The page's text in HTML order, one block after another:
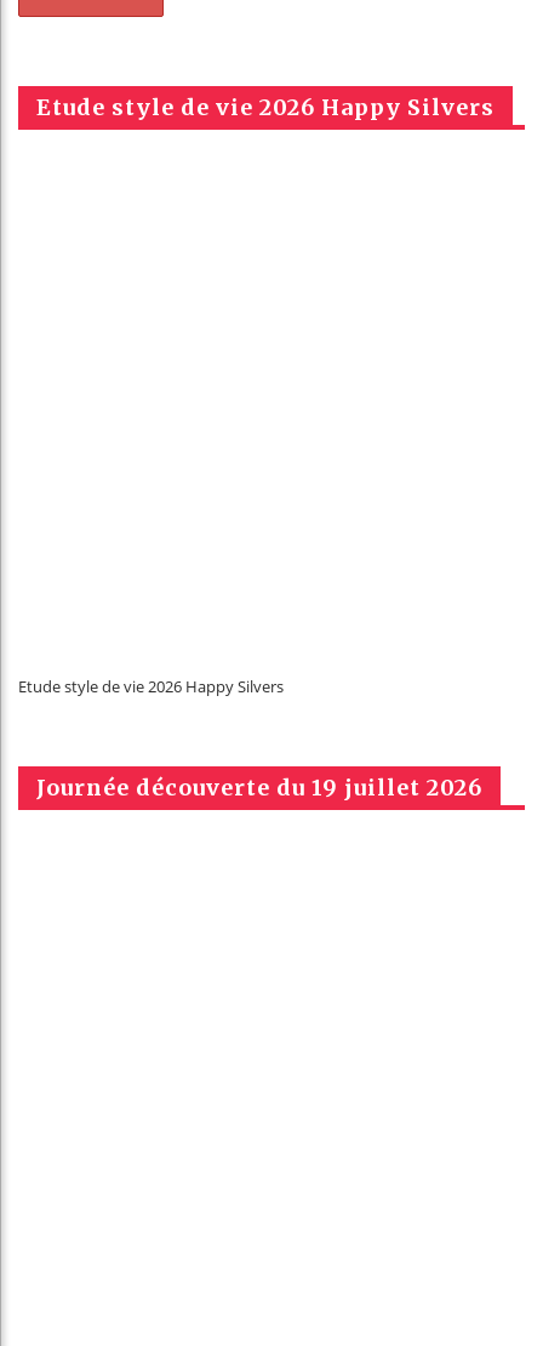
Etude style de vie 2026 Happy Silvers
Etude style de vie 2026 Happy Silvers
Journée découverte du 19 juillet 2026